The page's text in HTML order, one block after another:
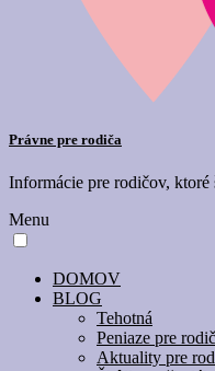
Právne pre rodiča
Informácie pre rodičov, ktoré
Menu
DOMOV
BLOG
Tehotná
Peniaze pre
Aktuality pre